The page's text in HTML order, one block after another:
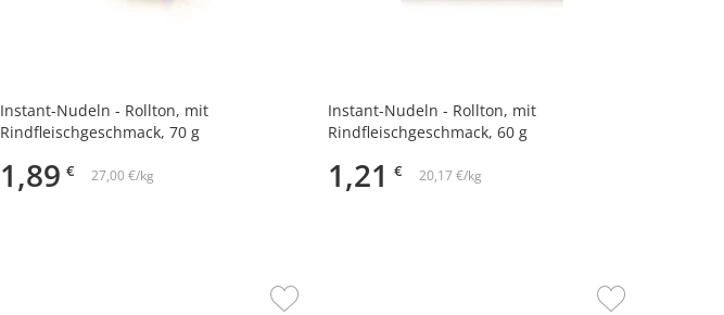
Instant-Nudeln - Rollton, mit
Rindfleischgeschmack, 70 g
1,89 € 27,00 €/kg
Instant-Nudeln - Rollton, mit
Rindfleischgeschmack, 60 g
1,21 € 20,17 €/kg